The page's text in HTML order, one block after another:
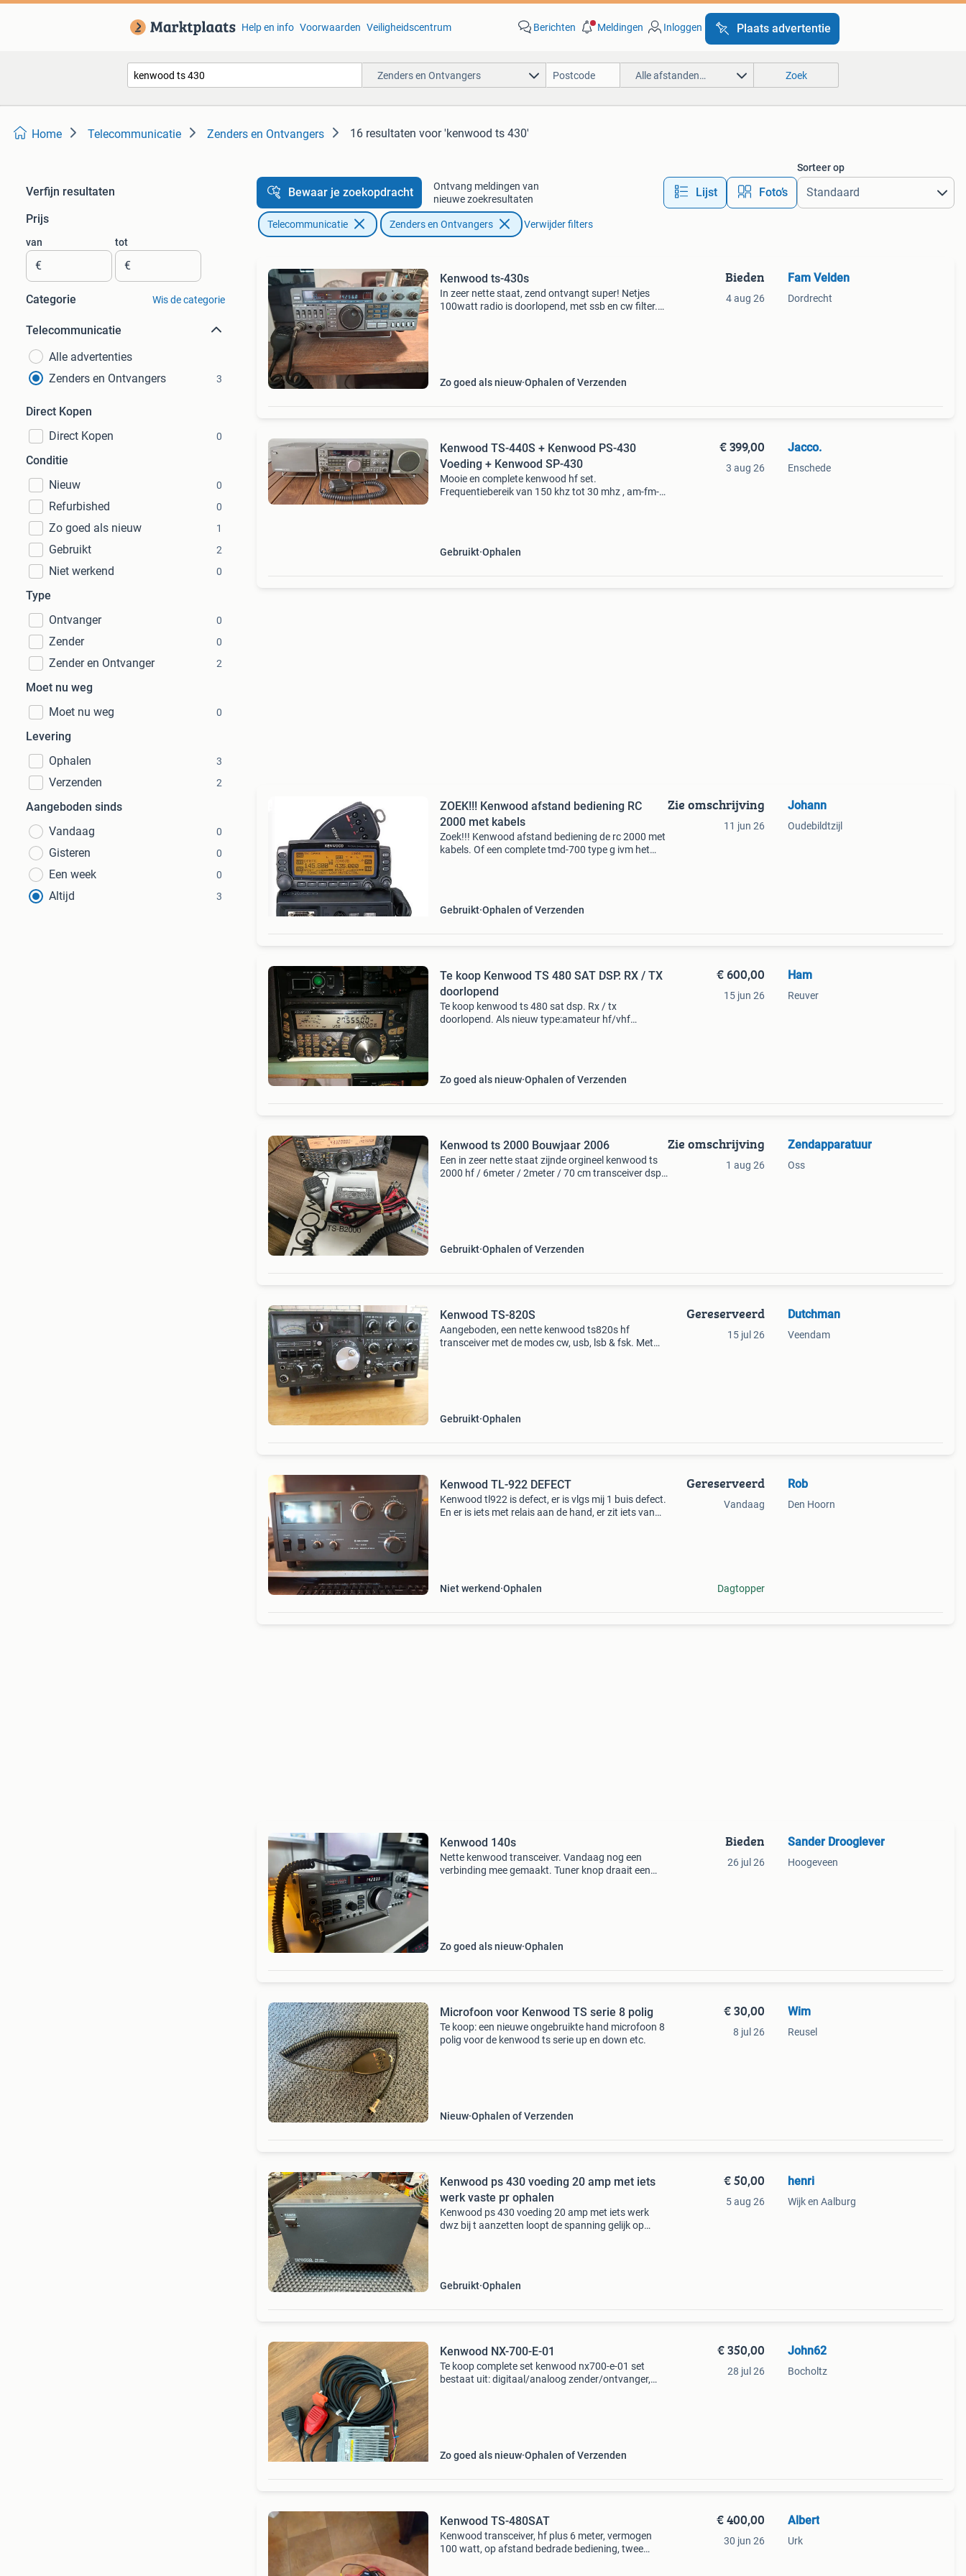
Help en info Voorwaarden Veiligheidscentrum Berichten Meldingen Inloggen Plaats advertentie
Zenders en Ontvangers Alle afstanden… Zoek
Home Telecommunicatie Zenders en Ontvangers 16 resultaten voor 'kenwood ts 430'
Verfijn resultaten
Prijs
van
€
tot
€
Categorie Wis de categorie
Telecommunicatie
Alle advertenties
Zenders en Ontvangers
3
Direct Kopen
Direct Kopen
0
Conditie
Nieuw
0
Refurbished 0
Zo goed als nieuw 1
Gebruikt 2
Niet werkend 0
Type
Ontvanger
0
Zender 0
Zender en Ontvanger 2
Moet nu weg
Moet nu weg
0
Levering
Ophalen
3
Verzenden 2
Aangeboden sinds
Vandaag
0
Gisteren 0
Een week 0
Altijd 3
Bewaar je zoekopdracht
Ontvang meldingen van
nieuwe zoekresultaten
Lijst Foto’s
Sorteer op
Telecommunicatie Zenders en Ontvangers Verwijder filters
Kenwood ts-430s
In zeer nette staat, zend ontvangt super! Netjes
100watt radio is doorlopend, met ssb en cw filter.
Zo goed als nieuw Ophalen of Verzenden
Bieden
4 aug 26
Fam Velden
Dordrecht
Kenwood TS-440S + Kenwood PS-430
Voeding + Kenwood SP-430
Mooie en complete kenwood hf set.
Frequentiebereik van 150 khz tot 30 mhz , am-fm-
Gebruikt Ophalen
€ 399,00
3 aug 26
Jacco.
Enschede
ZOEK!!! Kenwood afstand bediening RC
2000 met kabels
Zoek!!! Kenwood afstand bediening de rc 2000 met
kabels. Of een complete tmd-700 type g ivm het
Gebruikt Ophalen of Verzenden
Zie omschrijving
11 jun 26
Johann
Oudebildtzijl
Te koop Kenwood TS 480 SAT DSP. RX / TX
doorlopend
Te koop kenwood ts 480 sat dsp. Rx / tx
doorlopend. Als nieuw type:amateur hf/vhf
Zo goed als nieuw Ophalen of Verzenden
€ 600,00
15 jun 26
Ham
Reuver
Kenwood ts 2000 Bouwjaar 2006
Een in zeer nette staat zijnde orgineel kenwood ts
2000 hf / 6meter / 2meter / 70 cm transceiver dsp
Gebruikt Ophalen of Verzenden
Zie omschrijving
1 aug 26
Zendapparatuur
Oss
Kenwood TS-820S
Aangeboden, een nette kenwood ts820s hf
transceiver met de modes cw, usb, lsb & fsk. Met
Gebruikt Ophalen
Gereserveerd
15 jul 26
Dutchman
Veendam
Kenwood TL-922 DEFECT
Kenwood tl922 is defect, er is vlgs mij 1 buis defect.
En er is iets met relais aan de hand, er zit iets van
Niet werkend Ophalen
Gereserveerd
Vandaag
Dagtopper
Rob
Den Hoorn
Kenwood 140s
Nette kenwood transceiver. Vandaag nog een
verbinding mee gemaakt. Tuner knop draait een
Zo goed als nieuw Ophalen
Bieden
26 jul 26
Sander Drooglever
Hoogeveen
Microfoon voor Kenwood TS serie 8 polig
Te koop: een nieuwe ongebruikte hand microfoon 8
polig voor de kenwood ts serie up en down etc.
Nieuw Ophalen of Verzenden
€ 30,00
8 jul 26
Wim
Reusel
Kenwood ps 430 voeding 20 amp met iets
werk vaste pr ophalen
Kenwood ps 430 voeding 20 amp met iets werk
dwz bij t aanzetten loopt de spanning gelijk op
Gebruikt Ophalen
€ 50,00
5 aug 26
henri
Wijk en Aalburg
Kenwood NX-700-E-01
Te koop complete set kenwood nx700-e-01 set
bestaat uit: digitaal/analoog zender/ontvanger,
Zo goed als nieuw Ophalen of Verzenden
€ 350,00
28 jul 26
John62
Bocholtz
Kenwood TS-480SAT
Kenwood transceiver, hf plus 6 meter, vermogen
100 watt, op afstand bedrade bediening, twee
€ 400,00
30 jun 26
Albert
Urk